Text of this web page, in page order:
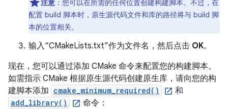
注意 ：您可以在所需的任何位置创建构建脚本。不过，在
配置 build 脚本时，原生源代码文件和库的路径将与 build 脚
本的位置相关。
输入“CMakeLists.txt”作为文件名，然后点击 OK。
现在，您可以通过添加 CMake 命令来配置您的构建脚本。
如需指示 CMake 根据原生源代码创建原生库，请向您的构
建脚本添加 cmake_minimum_required() 和
add_library() 命令：